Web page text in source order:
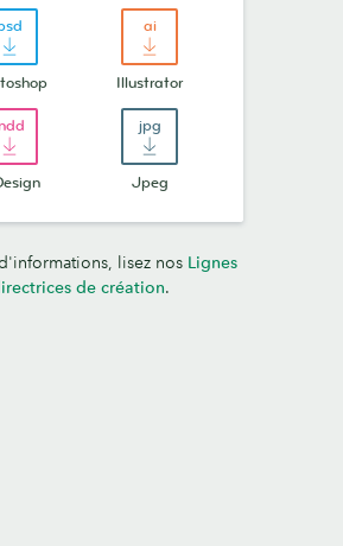
Illustrator
Jpeg
lisez nos Lignes
de création.